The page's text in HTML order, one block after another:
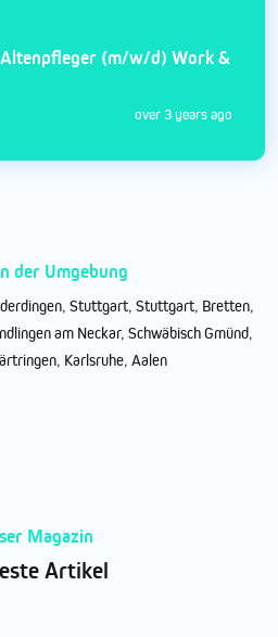
(m/w/d) Work &
over 3 years ago
der Umgebung
, Stuttgart, Stuttgart, Bretten,
am Neckar, Schwäbisch Gmünd,
, Karlsruhe, Aalen
Magazin
Artikel